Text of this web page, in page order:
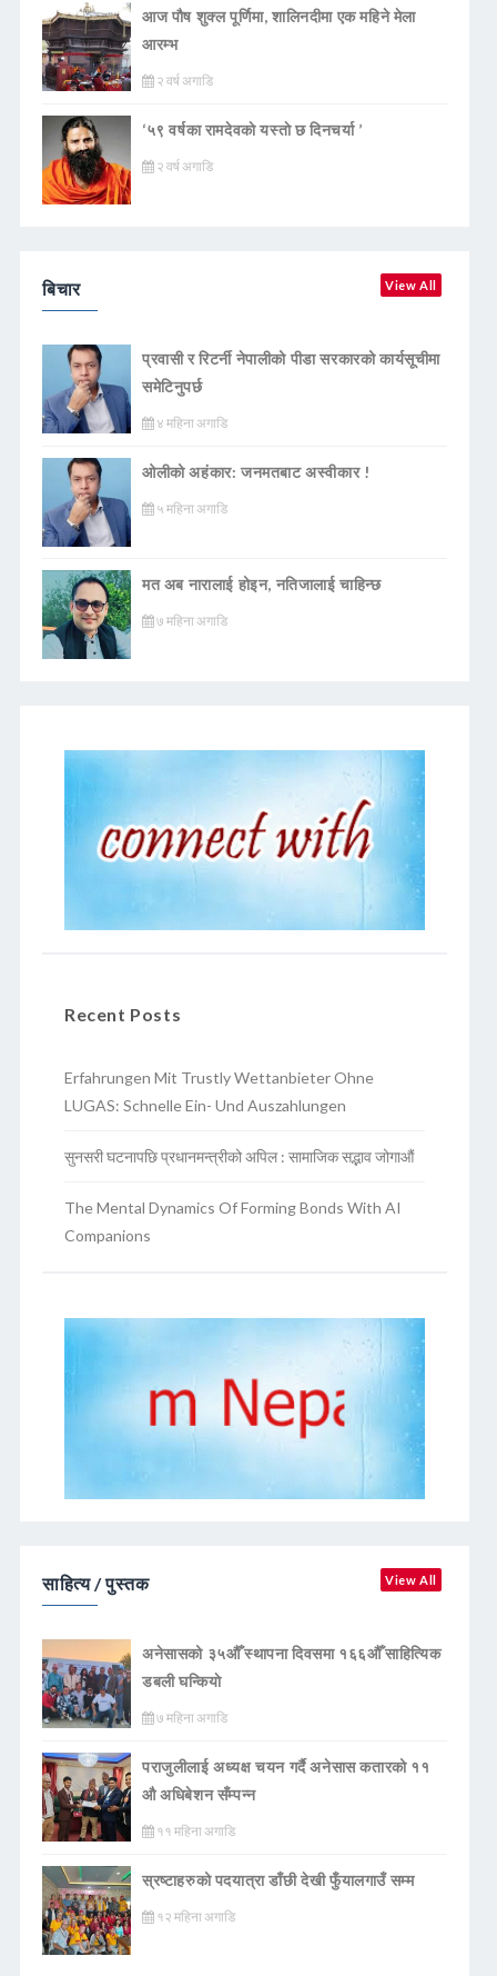
आज पौष शुक्ल पूर्णिमा, शालिनदीमा एक महिने मेला
आरम्भ
२ वर्ष अगाडि
‘५९ वर्षका रामदेवकाे यस्ताे छ दिनचर्या ’
२ वर्ष अगाडि
बिचार View All
प्रवासी र रिटर्नी नेपालीको पीडा सरकारको कार्यसूचीमा
समेटिनुपर्छ
४ महिना अगाडि
ओलीको अहंकार: जनमतबाट अस्वीकार !
५ महिना अगाडि
मत अब नारालाई होइन, नतिजालाई चाहिन्छ
७ महिना अगाडि
Recent Posts
Erfahrungen Mit Trustly Wettanbieter Ohne
LUGAS: Schnelle Ein- Und Auszahlungen
सुनसरी घटनापछि प्रधानमन्त्रीको अपिल : सामाजिक सद्भाव जोगाऔं
The Mental Dynamics Of Forming Bonds With AI
Companions
साहित्य / पुस्तक View All
अनेसासको ३५औँ स्थापना दिवसमा १६६औँ साहित्यिक
डबली घन्कियाे
७ महिना अगाडि
पराजुलीलाई अध्यक्ष चयन गर्दै अनेसास कतारको ११
औ अधिबेशन सँम्पन्न
११ महिना अगाडि
स्रष्टाहरुको पदयात्रा डाँछी देखी फुँयालगाउँ सम्म
१२ महिना अगाडि